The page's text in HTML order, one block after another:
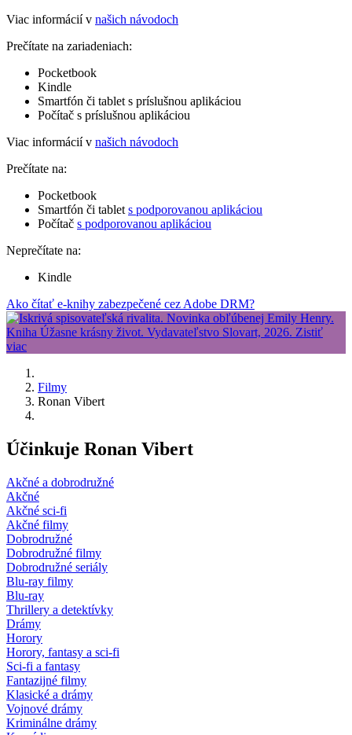
Viac informácií v našich návodoch
Prečítate na zariadeniach:
Pocketbook
Kindle
Smartfón či tablet s príslušnou aplikáciou
Počítač s príslušnou aplikáciou
Viac informácií v našich návodoch
Prečítate na:
Pocketbook
Smartfón či tablet s podporovanou aplikáciou
Počítač s podporovanou aplikáciou
Neprečítate na:
Kindle
Ako čítať e-knihy zabezpečené cez Adobe DRM?
Filmy
Ronan Vibert
Účinkuje Ronan Vibert
Akčné a dobrodružné
Akčné
Akčné sci-fi
Akčné filmy
Dobrodružné
Dobrodružné filmy
Dobrodružné seriály
Blu-ray filmy
Blu-ray
Thrillery a detektívky
Drámy
Horory
Horory, fantasy a sci-fi
Sci-fi a fantasy
Fantazijné filmy
Klasické a drámy
Vojnové drámy
Kriminálne drámy